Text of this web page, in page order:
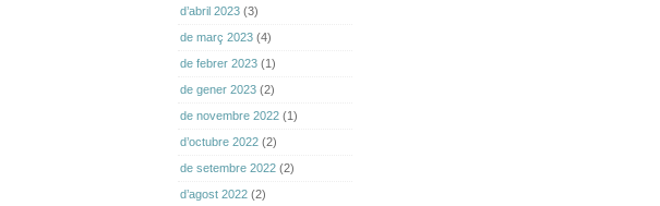
d’abril 2023 (3)
de març 2023 (4)
de febrer 2023 (1)
de gener 2023 (2)
de novembre 2022 (1)
d’octubre 2022 (2)
de setembre 2022 (2)
d’agost 2022 (2)